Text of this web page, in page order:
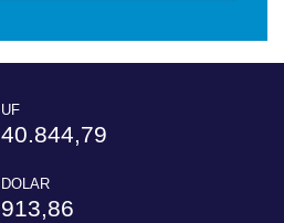
UF
40.844,79
DOLAR
913,86